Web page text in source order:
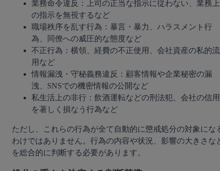
業務命令違反：上司の正当な指示に従わない、業務上
の指示を無視するなど
職場秩序を乱す行為：暴言・暴力、ハラスメント行
為、同僚への威圧的な態度など
不正行為：横領、経費の不正使用、会社資産の私的流
用など
情報漏洩・守秘義務違反：顧客情報や企業秘密の漏
洩、SNSでの機密情報の公開など
私生活上の非行：飲酒運転などの刑法犯、会社の信用
を著しく損なう行為など
ただし、これらの行為が全て自動的に懲戒処分の対象にな
わけではありません。行為の内容や状況、影響の大きさな
を総合的に判断する必要があります。